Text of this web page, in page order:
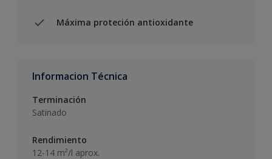
Máxima proteción antioxidante
Informacion Técnica
Terminación
Satinado
Rendimiento
12-14 m²/l aprox.